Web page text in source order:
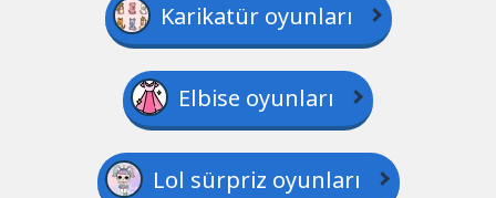
Karikatür oyunları
Elbise oyunları
Lol sürpriz oyunları